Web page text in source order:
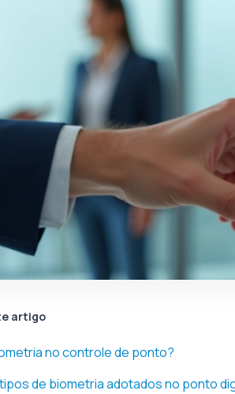
artigo
no controle de ponto?
de biometria adotados no ponto